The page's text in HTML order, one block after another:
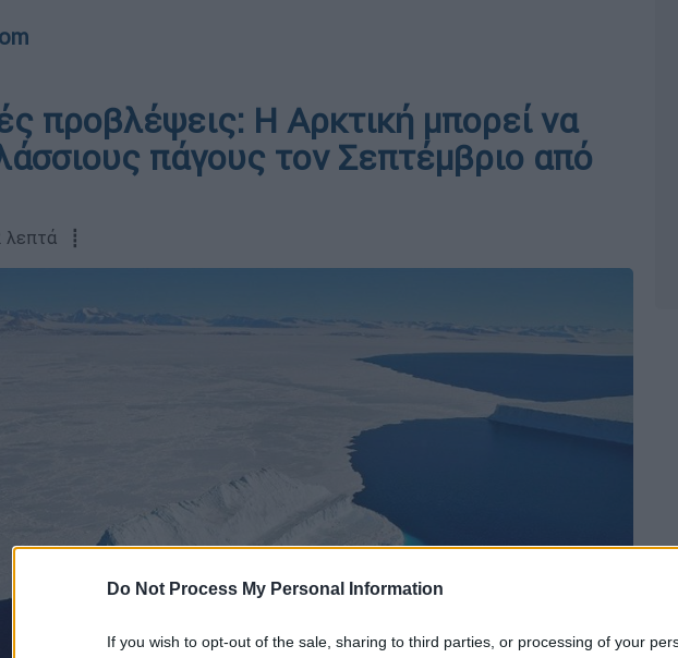
Do Not Process My Personal Information
If you wish to opt-out of the sale, sharing to third parties, or processing of your
προβλέψεις: Η Αρκτική μπορεί να
πάγους τον Σεπτέμβριο από
λεπτά ┋